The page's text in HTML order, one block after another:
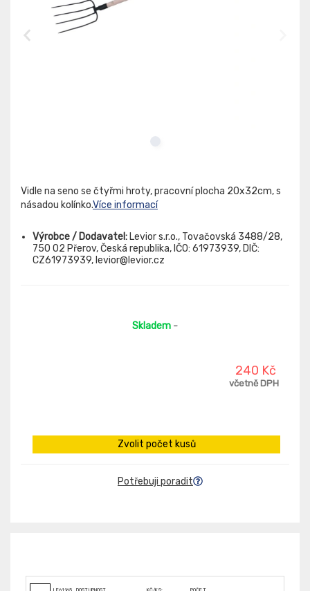
Vidle na seno se čtyřmi hroty, pracovní plocha 20x32cm, s
násadou kolínko.Více informací
Výrobce / Dodavatel: Levior s.r.o., Tovačovská 3488/28,
750 02 Přerov, Česká republika, IČO: 61973939, DIČ:
CZ61973939, levior@levior.cz
Skladem -
240 Kč
včetně DPH
Zvolit počet kusů
Potřebuji poradit